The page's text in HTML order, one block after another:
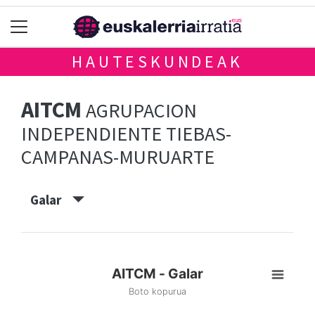
HAUTESKUNDEAK
AITCM AGRUPACION
INDEPENDIENTE TIEBAS-
CAMPANAS-MURUARTE
Galar
AITCM - Galar
Boto kopurua